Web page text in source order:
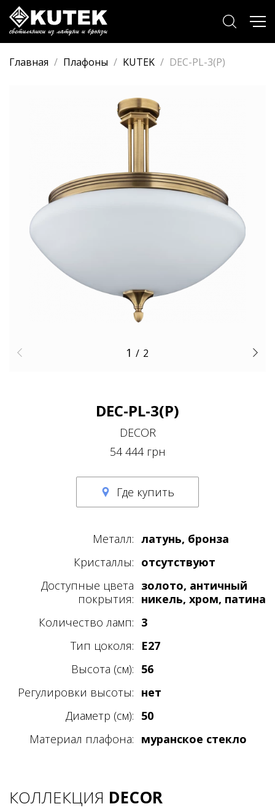
Главная / Плафоны / KUTEK / DEC-PL-3(P)
1 / 2
DEC-PL-3(P)
DECOR
54 444 грн
Где купить
Металл: латунь, бронза
Кристаллы: отсутствуют
Доступные цвета
покрытия:
золото, античный
никель, хром, патина
Количество ламп: 3
Тип цоколя:
E27
Высота (см): 56
Регулировки высоты: нет
Диаметр (см): 50
Материал плафона: муранское стекло
КОЛЛЕКЦИЯ DECOR